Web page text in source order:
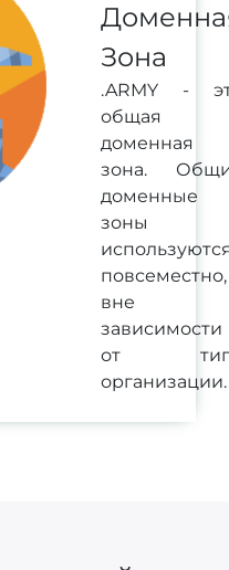
Зона
.ARMY -
общая
доменная
зона.
доменные
зоны
повсеместно,
вне
зависимости
от
организации.